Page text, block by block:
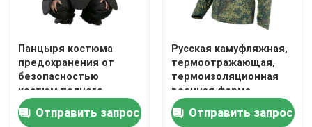
Панцыря костюма
предохранения от
безопасностью
костюм полного
военного
баллистического
Отправить запрос
Русская камуфляжная,
термоотражающая,
термоизоляционная
военная форма.
Отправить запрос